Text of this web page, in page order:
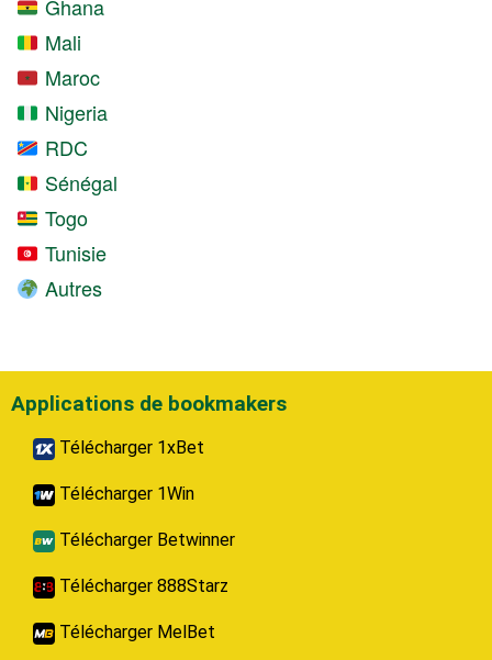
Ghana
Mali
Maroc
Nigeria
RDC
Sénégal
Togo
Tunisie
Autres
Applications de bookmakers
Télécharger 1xBet
Télécharger 1Win
Télécharger Betwinner
Télécharger 888Starz
Télécharger MelBet